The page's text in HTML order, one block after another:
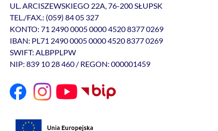
UL. ARCISZEWSKIEGO 22A, 76-200 SŁUPSK
TEL./FAX.: (059) 84 05 327
KONTO: 71 2490 0005 0000 4520 8377 0269
IBAN: PL71 2490 0005 0000 4520 8377 0269
SWIFT: ALBPPLPW
NIP: 839 10 28 460 / REGON: 000001459